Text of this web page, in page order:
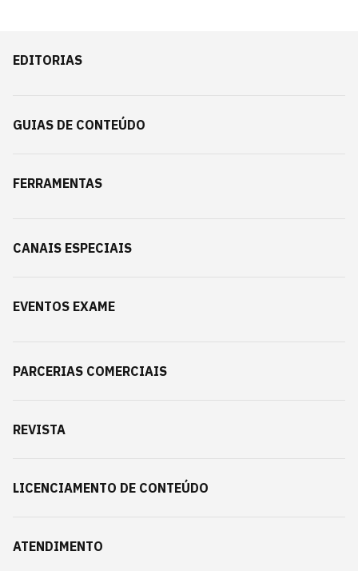
EDITORIAS
GUIAS DE CONTEÚDO
FERRAMENTAS
CANAIS ESPECIAIS
EVENTOS EXAME
PARCERIAS COMERCIAIS
REVISTA
LICENCIAMENTO DE CONTEÚDO
ATENDIMENTO